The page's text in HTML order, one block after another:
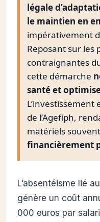
légale
le maintien en
impérativement
Reposant sur les
contraignantes
cette démarche
santé et
L’investissement
de l’Agefiph,
matériels souvent
financièrement
L’absentéisme lié aux conditions de travail
génère un coût
000 euros par